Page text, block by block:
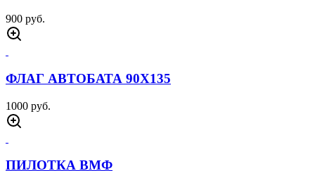
900 руб.
ФЛАГ АВТОБАТА 90Х135
1000 руб.
ПИЛОТКА ВМФ